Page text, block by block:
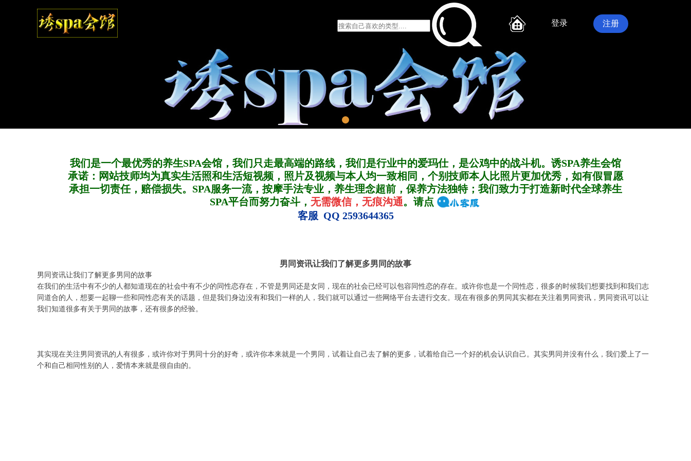
登录 注册
我们是一个最优秀的养生SPA会馆，我们只走最高端的路线，我们是行业中的爱玛仕，是公鸡中的战斗机。诱SPA养生会馆
承诺：网站技师均为真实生活照和生活短视频，照片及视频与本人均一致相同，个别技师本人比照片更加优秀，如有假冒愿
承担一切责任，赔偿损失。SPA服务一流，按摩手法专业，养生理念超前，保养方法独特；我们致力于打造新时代全球养生
SPA平台而努力奋斗， 无需微信，无痕沟通。请点
客服 QQ 2593644365
男同资讯让我们了解更多男同的故事
男同资讯让我们了解更多男同的故事
在我们的生活中有不少的人都知道现在的社会中有不少的同性恋存在，不管是男同还是女同，现在的社会已经可以包容同性恋的存在。或许你也是一个同性恋，很多的时候我们想要找到和我们志
同道合的人，想要一起聊一些和同性恋有关的话题，但是我们身边没有和我们一样的人，我们就可以通过一些网络平台去进行交友。现在有很多的男同其实都在关注着男同资讯，男同资讯可以让
我们知道很多有关于男同的故事，还有很多的经验。
其实现在关注男同资讯的人有很多，或许你对于男同十分的好奇，或许你本来就是一个男同，试着让自己去了解的更多，试着给自己一个好的机会认识自己。其实男同并没有什么，我们爱上了一
个和自己相同性别的人，爱情本来就是很自由的。